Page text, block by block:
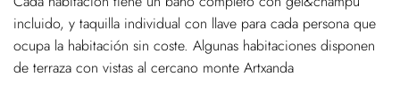
incluido, y taquilla individual con llave para cada persona que
ocupa la habitación sin coste. Algunas habitaciones disponen
de terraza con vistas al cercano monte Artxanda